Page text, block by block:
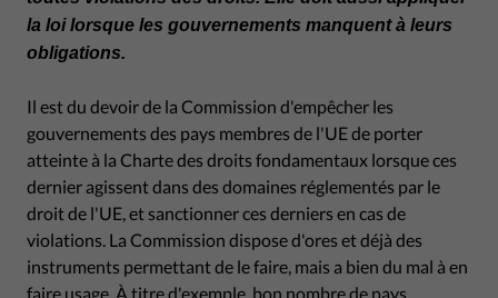
la loi lorsque les gouvernements manquent à leurs
obligations.
Il est du devoir de la Commission d'empêcher les
gouvernements des pays membres de l'UE de porter
atteinte à la Charte des droits fondamentaux lorsque ces
dernier agissent dans des domaines réglementés par le
droit de l'UE, et sanctionner ces derniers en cas de
violations. La Commission dispose d'ores et déjà des
instruments permettant de le faire, mais a bien du mal à en
faire usage. À titre d'exemple, bon nombre de pays